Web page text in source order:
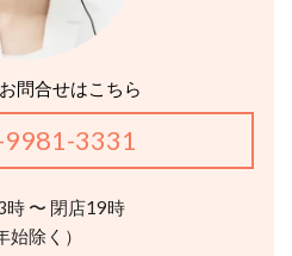
問合せはこちら
3331
〜 閉店19時
除く）